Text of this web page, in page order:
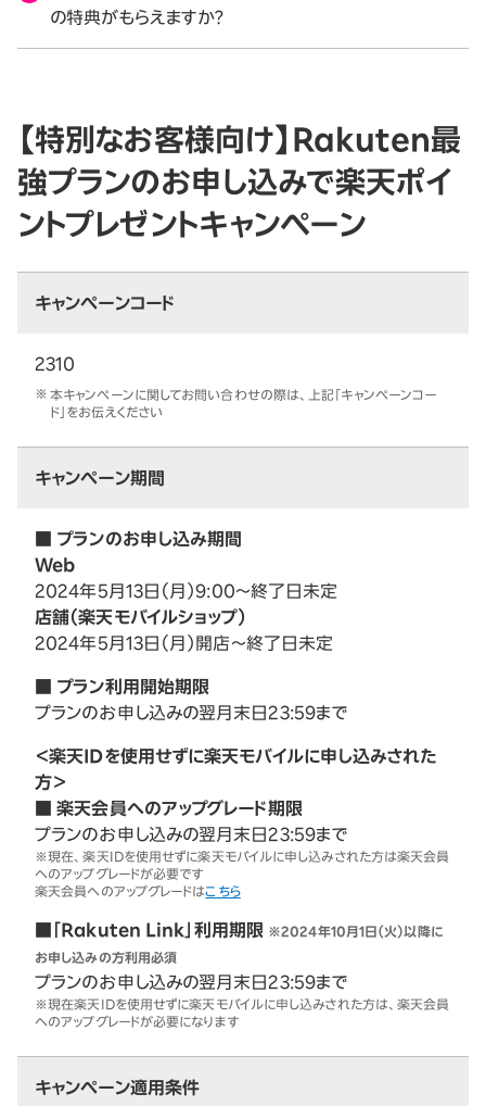
の特典がもらえますか？
【特別なお客様向け】Rakuten最
強プランのお申し込みで楽天ポイ
ントプレゼントキャンペーン
キャンペーンコード
2310
本キャンペーンに関してお問い合わせの際は、上記「キャンペーンコー
ド」をお伝えください
キャンペーン期間
■ プランのお申し込み期間
Web
2024年5月13日（月）9:00～終了日未定
店舗（楽天モバイルショップ）
2024年5月13日（月）開店～終了日未定
■ プラン利用開始期限
プランのお申し込みの翌月末日23:59まで
＜楽天IDを使用せずに楽天モバイルに申し込みされた
方＞
■ 楽天会員へのアップグレード期限
プランのお申し込みの翌月末日23:59まで
※現在、楽天IDを使用せずに楽天モバイルに申し込みされた方は楽天会員
へのアップグレードが必要です
楽天会員へのアップグレードはこちら
■「Rakuten Link」利用期限 ※2024年10月1日（火）以降に
お申し込みの方利用必須
プランのお申し込みの翌月末日23:59まで
※現在楽天IDを使用せずに楽天モバイルに申し込みされた方は、楽天会員
へのアップグレードが必要になります
キャンペーン適用条件